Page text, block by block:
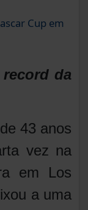
Cup em
da
43 anos
vez na
em Los
a uma